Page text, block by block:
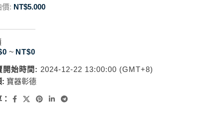
價: NT$5.000
0 ~ NT$0
開始時間: 2024-12-22 13:00:00 (GMT+8)
: 寶器彰德